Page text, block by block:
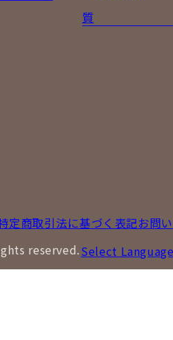
質
定商取引法に基づく表記お問
reserved.Select Language